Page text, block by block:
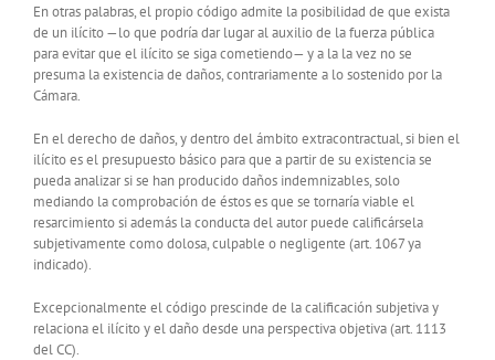
En otras palabras, el propio código admite la posibilidad de que exista
de un ilícito —lo que podría dar lugar al auxilio de la fuerza pública
para evitar que el ilícito se siga cometiendo— y a la la vez no se
presuma la existencia de daños, contrariamente a lo sostenido por la
Cámara.
En el derecho de daños, y dentro del ámbito extracontractual, si bien el
ilícito es el presupuesto básico para que a partir de su existencia se
pueda analizar si se han producido daños indemnizables, solo
mediando la comprobación de éstos es que se tornaría viable el
resarcimiento si además la conducta del autor puede calificársela
subjetivamente como dolosa, culpable o negligente (art. 1067 ya
indicado).
Excepcionalmente el código prescinde de la calificación subjetiva y
relaciona el ilícito y el daño desde una perspectiva objetiva (art. 1113
del CC).